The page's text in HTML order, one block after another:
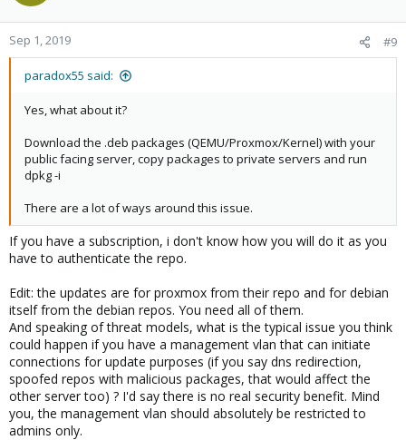
Sep 1, 2019 #9
paradox55 said:
Yes, what about it?
Download the .deb packages (QEMU/Proxmox/Kernel) with your
public facing server, copy packages to private servers and run
dpkg -i
There are a lot of ways around this issue.
If you have a subscription, i don't know how you will do it as you
have to authenticate the repo.
Edit: the updates are for proxmox from their repo and for debian
itself from the debian repos. You need all of them.
And speaking of threat models, what is the typical issue you think
could happen if you have a management vlan that can initiate
connections for update purposes (if you say dns redirection,
spoofed repos with malicious packages, that would affect the
other server too) ? I'd say there is no real security benefit. Mind
you, the management vlan should absolutely be restricted to
admins only.